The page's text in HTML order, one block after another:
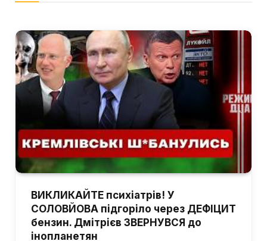
ВИКЛИКАЙТЕ психіатрів! У
СОЛОВЙОВА підгоріло через ДЕФІЦИТ
бензин. Дмітрієв ЗВЕРНУВСЯ до
інопланетян